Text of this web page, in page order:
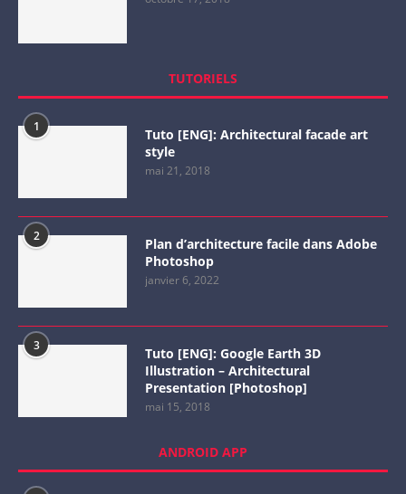
TUTORIELS
1
Tuto [ENG]: Architectural facade art
style
mai 21, 2018
2
Plan d’architecture facile dans Adobe
Photoshop
janvier 6, 2022
3
Tuto [ENG]: Google Earth 3D
Illustration – Architectural
Presentation [Photoshop]
mai 15, 2018
ANDROID APP